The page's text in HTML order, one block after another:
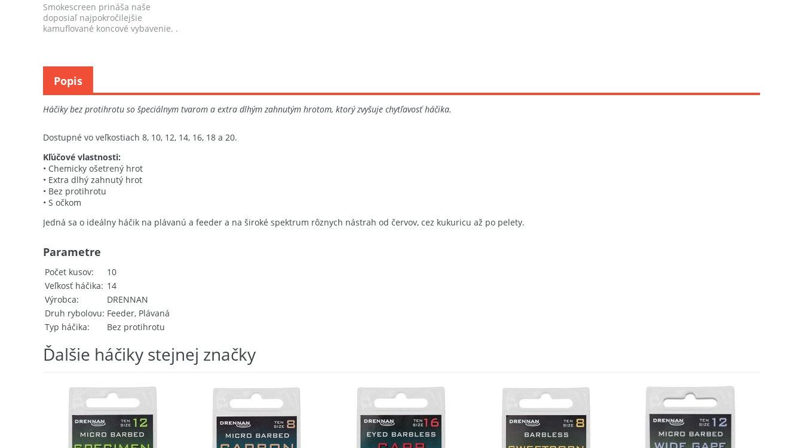
Smokescreen prináša naše
doposiaľ najpokročilejšie
kamuflované koncové vybavenie. .
Háčiky bez protihrotu so špeciálnym tvarom a extra dlhým zahnutým hrotom, ktorý zvyšuje chytľavosť háčika.
Dostupné vo veľkostiach 8, 10, 12, 14, 16, 18 a 20.
Kľúčové vlastnosti:
• Chemicky ošetrený hrot
• Extra dlhý zahnutý hrot
• Bez protihrotu
• S očkom
Jedná sa o ideálny háčik na plávanú a feeder a na široké spektrum rôznych nástrah od červov, cez kukuricu až po pelety.
Počet kusov
10
Veľkosť háčika
14
Výrobca
DRENNAN
Druh rybolovu Feeder, Plávaná
Typ háčika
Bez protihrotu
Parametre
Popis
Ďalšie háčiky stejnej značky